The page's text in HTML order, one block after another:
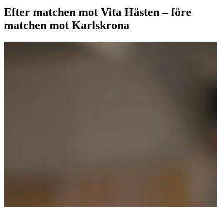
Efter matchen mot Vita Hästen – före
matchen mot Karlskrona